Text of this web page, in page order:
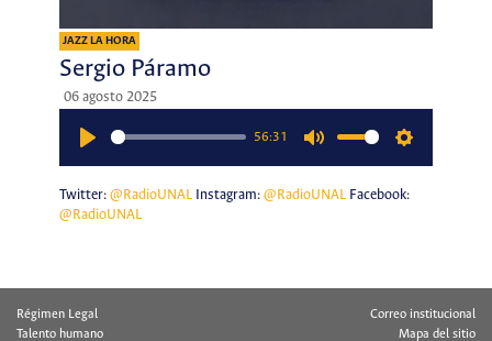
JAZZ LA HORA
Sergio Páramo
06 agosto 2025
56:31
Twitter: @RadioUNALInstagram: @RadioUNALFacebook:
@RadioUNAL
Régimen Legal
Talento humano
Correo institucional
Mapa del sitio